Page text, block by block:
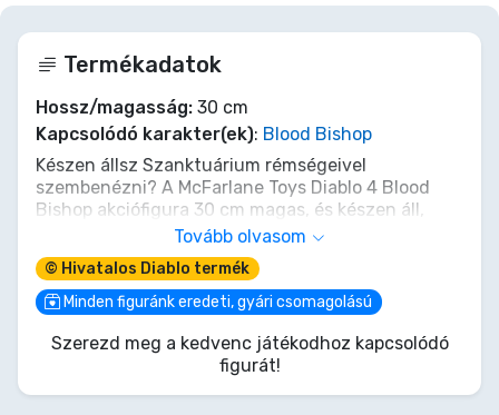
Termékadatok
Hossz/magasság: 30 cm
Kapcsolódó karakter(ek): Blood Bishop
Készen állsz Szanktuárium rémségeivel
szembenézni? A McFarlane Toys Diablo 4 Blood
Bishop akciófigura 30 cm magas, és készen áll,
hogy kiszívja az életet minden kihívóból. Minden
apró részlet, a groteszk vérerekről a félelmetes
szárnyakig, aprólékosan újraalkotva. Hívd meg ezt
a félelmetes ellenséget a gyűjteményedbe, és
hagyd, hogy uralkodjon a kiállításod felett. Ne
csak játssz, hozd haza a sötét esszencia egy
darabját. Öleld magadhoz a sötétséget, ha mersz.
Tovább olvasom
© Hivatalos Diablo termék
Minden figuránk eredeti, gyári csomagolású
Szerezd meg a kedvenc játékodhoz kapcsolódó
figurát!